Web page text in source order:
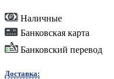
Наличные
Банковская карта
Банковский перевод
Доставка: